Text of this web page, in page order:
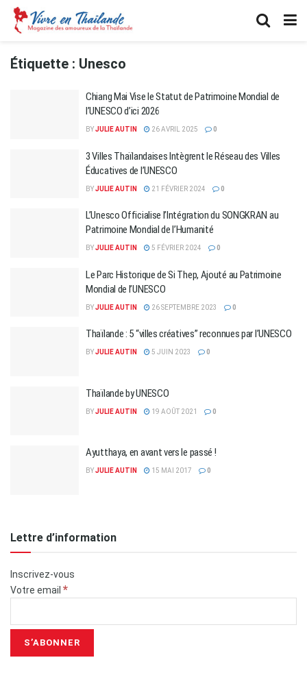
Étiquette : Unesco
Chiang Mai Vise le Statut de Patrimoine Mondial de
l’UNESCO d’ici 2026
BYJULIE AUTIN 26 AVRIL 2025 0
3 Villes Thaïlandaises Intègrent le Réseau des Villes
Éducatives de l’UNESCO
BYJULIE AUTIN 21 FÉVRIER 2024 0
L’Unesco Officialise l’Intégration du SONGKRAN au
Patrimoine Mondial de l’Humanité
BYJULIE AUTIN 5 FÉVRIER 2024 0
Le Parc Historique de Si Thep, Ajouté au Patrimoine
Mondial de l’UNESCO
BYJULIE AUTIN 26 SEPTEMBRE 2023 0
Thaïlande : 5 “villes créatives” reconnues par l’UNESCO
BYJULIE AUTIN 5 JUIN 2023 0
Thaïlande by UNESCO
BYJULIE AUTIN 19 AOÛT 2021 0
Ayutthaya, en avant vers le passé !
BYJULIE AUTIN 15 MAI 2017 0
Lettre d’information
Inscrivez-vous
Votre email *